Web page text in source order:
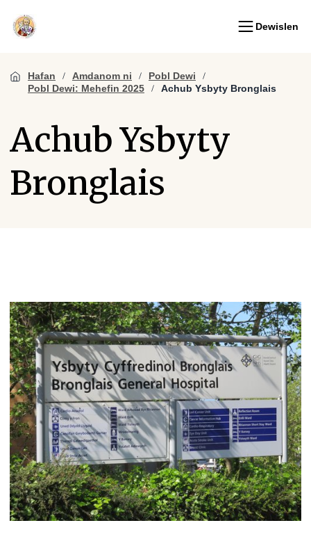
Dewislen
Hafan Amdanom ni
Pobl Dewi
Pobl Dewi: Mehefin 2025
Achub Ysbyty Bronglais
Achub Ysbyty
Bronglais